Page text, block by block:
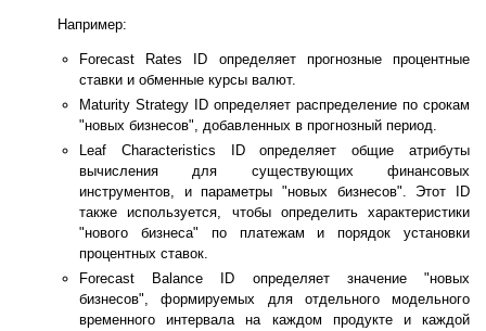
Например:
Forecast Rates ID определяет прогнозные процентные
ставки и обменные курсы валют.
Maturity Strategy ID определяет распределение по срокам
"новых бизнесов", добавленных в прогнозный период.
Leaf Characteristics ID определяет общие атрибуты
вычисления для существующих финансовых
инструментов, и параметры "новых бизнесов". Этот ID
также используется, чтобы определить характеристики
"нового бизнеса" по платежам и порядок установки
процентных ставок.
Forecast Balance ID определяет значение "новых
бизнесов", формируемых для отдельного модельного
временного интервала на каждом продукте и каждой